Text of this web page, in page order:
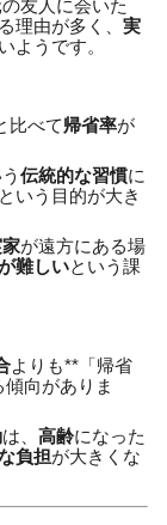
友人に会いた
理由が多く、 実
ようです。
比べて帰省率が
伝統的な習慣に
という目的が大き
が遠方にある場
難しいという課
よりも**「帰省
向がありま
は、 高齢になった
負担が大きくな